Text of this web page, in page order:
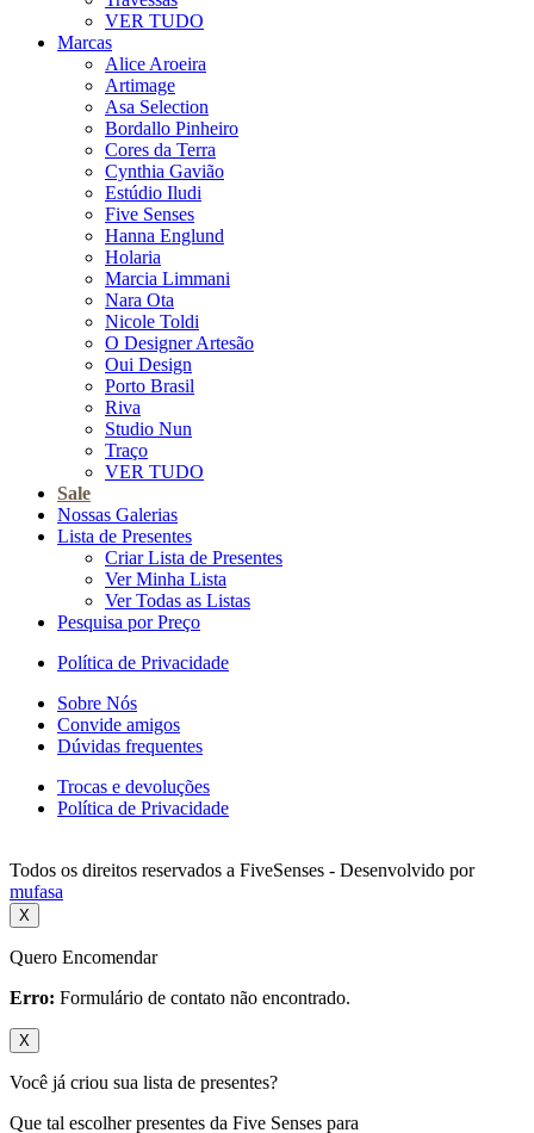
VER TUDO
Marcas
Alice Aroeira
Artimage
Asa Selection
Bordallo Pinheiro
Cores da Terra
Cynthia Gavião
Estúdio Iludi
Five Senses
Hanna Englund
Holaria
Marcia Limmani
Nara Ota
Nicole Toldi
O Designer Artesão
Oui Design
Porto Brasil
Riva
Studio Nun
Traço
VER TUDO
Sale
Nossas Galerias
Lista de Presentes
Criar Lista de Presentes
Ver Minha Lista
Ver Todas as Listas
Pesquisa por Preço
Política de Privacidade
Sobre Nós
Convide amigos
Dúvidas frequentes
Trocas e devoluções
Política de Privacidade
Todos os direitos reservados a FiveSenses - Desenvolvido por
mufasa
X
Quero Encomendar
Erro: Formulário de contato não encontrado.
X
Você já criou sua lista de presentes?
Que tal escolher presentes da Five Senses para